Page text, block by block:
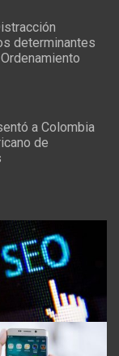
determinantes
a Colombia
de